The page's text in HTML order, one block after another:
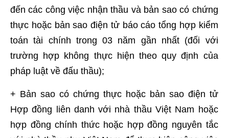
đến các công việc nhận thầu và bản sao có chứng
thực hoặc bản sao điện tử báo cáo tổng hợp kiểm
toán tài chính trong 03 năm gần nhất (đối với
trường hợp không thực hiện theo quy định của
pháp luật về đấu thầu);
+ Bản sao có chứng thực hoặc bản sao điện tử
Hợp đồng liên danh với nhà thầu Việt Nam hoặc
hợp đồng chính thức hoặc hợp đồng nguyên tắc